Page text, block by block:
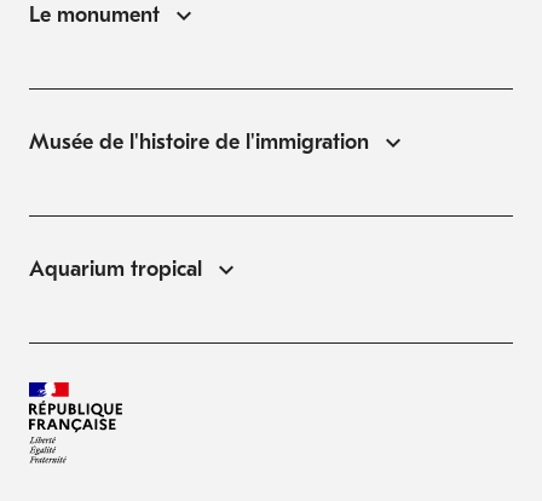
Le monument
Musée de l'histoire de l'immigration
Aquarium tropical